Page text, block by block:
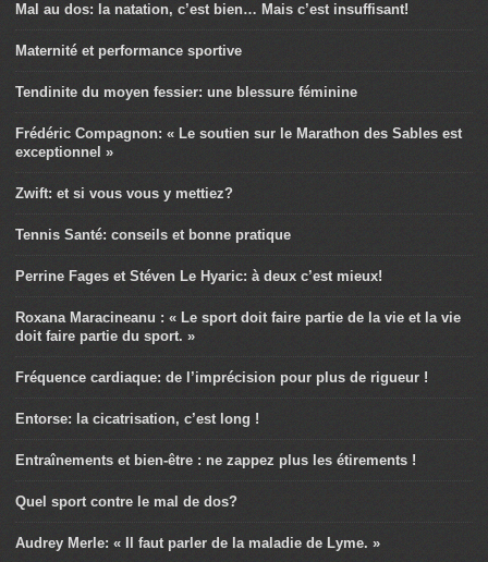
Mal au dos: la natation, c’est bien… Mais c’est insuffisant!
Maternité et performance sportive
Tendinite du moyen fessier: une blessure féminine
Frédéric Compagnon: « Le soutien sur le Marathon des Sables est
exceptionnel »
Zwift: et si vous vous y mettiez?
Tennis Santé: conseils et bonne pratique
Perrine Fages et Stéven Le Hyaric: à deux c’est mieux!
Roxana Maracineanu : « Le sport doit faire partie de la vie et la vie
doit faire partie du sport. »
Fréquence cardiaque: de l’imprécision pour plus de rigueur !
Entorse: la cicatrisation, c’est long !
Entraînements et bien-être : ne zappez plus les étirements !
Quel sport contre le mal de dos?
Audrey Merle: « Il faut parler de la maladie de Lyme. »